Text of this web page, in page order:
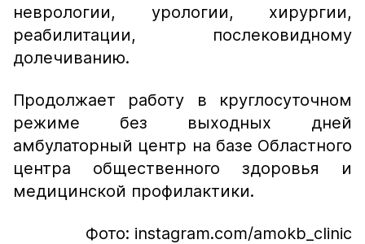
неврологии, урологии, хирургии,
реабилитации, послековидному
долечиванию.
Продолжает работу в круглосуточном
режиме без выходных дней
амбулаторный центр на базе Областного
центра общественного здоровья и
медицинской профилактики.
Фото: instagram.com/amokb_clinic